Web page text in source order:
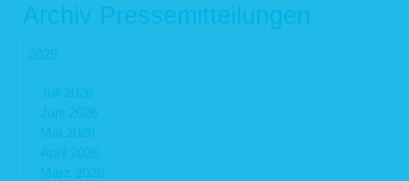
Archiv Pressemitteilungen
2026
Juli 2026
Juni 2026
Mai 2026
April 2026
März 2026